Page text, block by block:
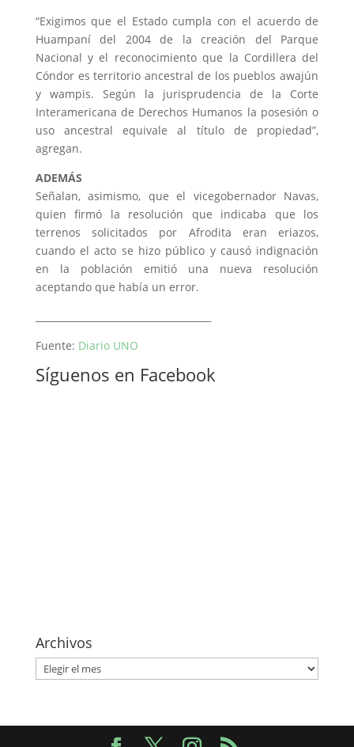
“Exigimos que el Estado cumpla con el acuerdo de
Huampaní del 2004 de la creación del Parque
Nacional y el reconocimiento que la Cordillera del
Cóndor es territorio ancestral de los pueblos awajún
y wampis. Según la jurisprudencia de la Corte
Interamericana de Derechos Humanos la posesión o
uso ancestral equivale al título de propiedad”,
agregan.
ADEMÁS
Señalan, asimismo, que el vicegobernador Navas,
quien firmó la resolución que indicaba que los
terrenos solicitados por Afrodita eran eriazos,
cuando el acto se hizo público y causó indignación
en la población emitió una nueva resolución
aceptando que había un error.
Fuente: Diario UNO
Síguenos en Facebook
Archivos
Archivos